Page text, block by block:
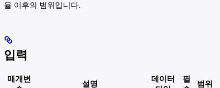
율 이후의 범위입니다.
입력
매개변
설명
데이터
필
범위